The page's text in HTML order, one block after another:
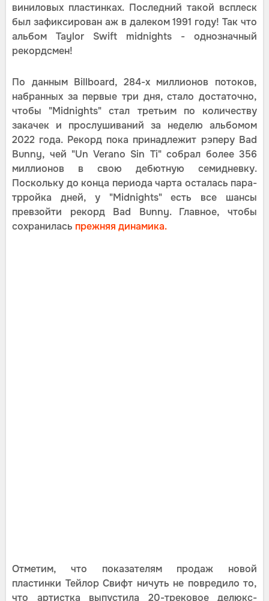
виниловых пластинках. Последний такой всплеск
был зафиксирован аж в далеком 1991 году! Так что
альбом Taylor Swift midnights - однозначный
рекордсмен!
По данным Billboard, 284-х миллионов потоков,
набранных за первые три дня, стало достаточно,
чтобы "Midnights" стал третьим по количеству
закачек и прослушиваний за неделю альбомом
2022 года. Рекорд пока принадлежит рэперу Bad
Bunny, чей "Un Verano Sin Ti" собрал более 356
миллионов в свою дебютную семидневку.
Поскольку до конца периода чарта осталась пара-
трройка дней, у "Midnights" есть все шансы
превзойти рекорд Bad Bunny. Главное, чтобы
сохранилась прежняя динамика.
Отметим, что показателям продаж новой
пластинки Тейлор Свифт ничуть не повредило то,
что артистка выпустила 20-трековое делюкс-